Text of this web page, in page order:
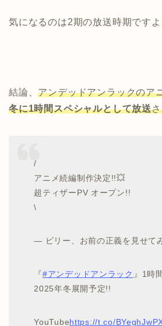
気になるのは2期の放送時期ですよ
結論、アンデッドアンラックのア
冬に1時間スペシャルとして放送
/
アニメ続編制作決定!!💥
超ティザーPV オープン!!
\
― ビリー、お前の正義を見せて
『#アンデッドアンラック 』1時
2025年冬展開予定!!
YouTubehttps://t.co/